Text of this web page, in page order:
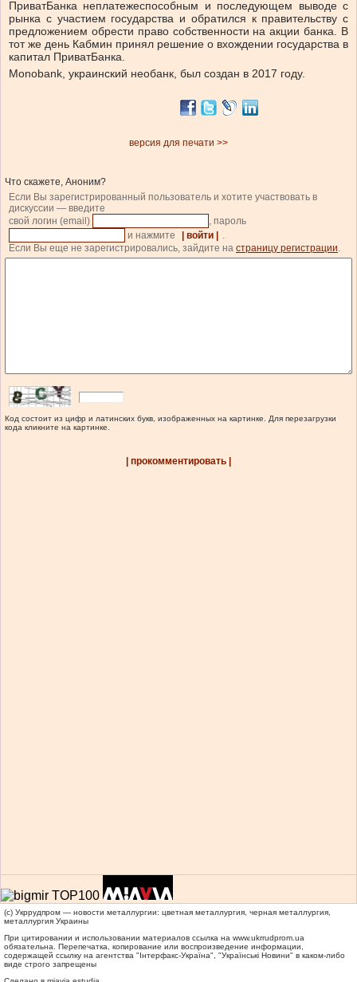
ПриватБанка неплатежеспособным и последующем выводе с
рынка с участием государства и обратился к правительству с
предложением обрести право собственности на акции банка. В
тот же день Кабмин принял решение о вхождении государства в
капитал ПриватБанка.
Monobank, украинский необанк, был создан в 2017 году.
версия для печати >>
Что скажете, Аноним?
Если Вы зарегистрированный пользователь и хотите участвовать в
дискуссии — введите
свой логин (email)
, пароль
и нажмите
| войти |
.
Если Вы еще не зарегистрировались, зайдите на страницу регистрации.
Код состоит из цифр и латинских букв, изображенных на картинке. Для перезагрузки
кода кликните на картинке.
| прокомментировать |
(c) Укррудпром — новости металлургии: цветная металлургия, черная металлургия,
металлургия Украины
При цитировании и использовании материалов ссылка на www.ukrrudprom.ua
обязательна. Перепечатка, копирование или воспроизведение информации,
содержащей ссылку на агентства "Iнтерфакс-Україна", "Українськi Новини" в каком-либо
виде строго запрещены